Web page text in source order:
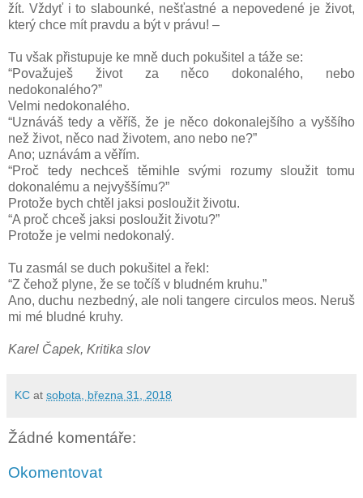
žít. Vždyť i to slabounké, nešťastné a nepovedené je život,
který chce mít pravdu a být v právu! –
Tu však přistupuje ke mně duch pokušitel a táže se:
“Považuješ život za něco dokonalého, nebo
nedokonalého?”
Velmi nedokonalého.
“Uznáváš tedy a věříš, že je něco dokonalejšího a vyššího
než život, něco nad životem, ano nebo ne?”
Ano; uznávám a věřím.
“Proč tedy nechceš těmihle svými rozumy sloužit tomu
dokonalému a nejvyššímu?”
Protože bych chtěl jaksi posloužit životu.
“A proč chceš jaksi posloužit životu?”
Protože je velmi nedokonalý.
Tu zasmál se duch pokušitel a řekl:
“Z čehož plyne, že se točíš v bludném kruhu.”
Ano, duchu nezbedný, ale noli tangere circulos meos. Neruš
mi mé bludné kruhy.
Karel Čapek, Kritika slov
KC at sobota, března 31, 2018
Žádné komentáře:
Okomentovat